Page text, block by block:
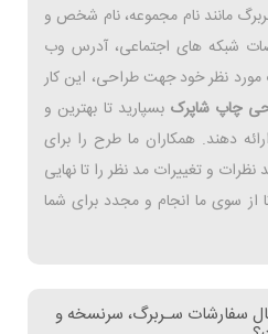
مانند نام مجموعه، نام شخص و
شبکه های اجتماعی، آدرس وب
نظر خود جهت طراحی، این کار
چاپ شاپرک بسپارید تا بهترین و
دهند. همکاران ما طرح را برای
نظرات و تغییرات مد نظر را تا نهایی
از سوی ما انجام و مجدد برای شما
سفارشات سـربرگ، سرنسخه و